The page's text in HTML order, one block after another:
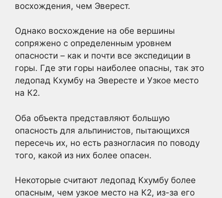
восхождения, чем Эверест.
Однако восхождение на обе вершины
сопряжено с определенным уровнем
опасности – как и почти все экспедиции в
горы. Где эти горы наиболее опасны, так это
ледопад Кхумбу на Эвересте и Узкое место
на К2.
Оба объекта представляют большую
опасность для альпинистов, пытающихся
пересечь их, но есть разногласия по поводу
того, какой из них более опасен.
Некоторые считают ледопад Кхумбу более
опасным, чем узкое место на К2, из-за его